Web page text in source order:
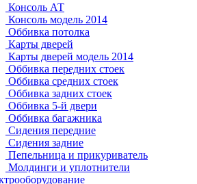
Консоль АТ
Консоль модель 2014
Оббивка потолка
Карты дверей
Карты дверей модель 2014
Оббивка передних стоек
Оббивка средних стоек
Оббивка задних стоек
Оббивка 5-й двери
Оббивка багажника
Сидения передние
Сидения задние
Пепельница и прикуриватель
Молдинги и уплотнители